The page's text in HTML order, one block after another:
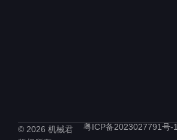
© 2026 机械君
粤ICP备2023027791号-1